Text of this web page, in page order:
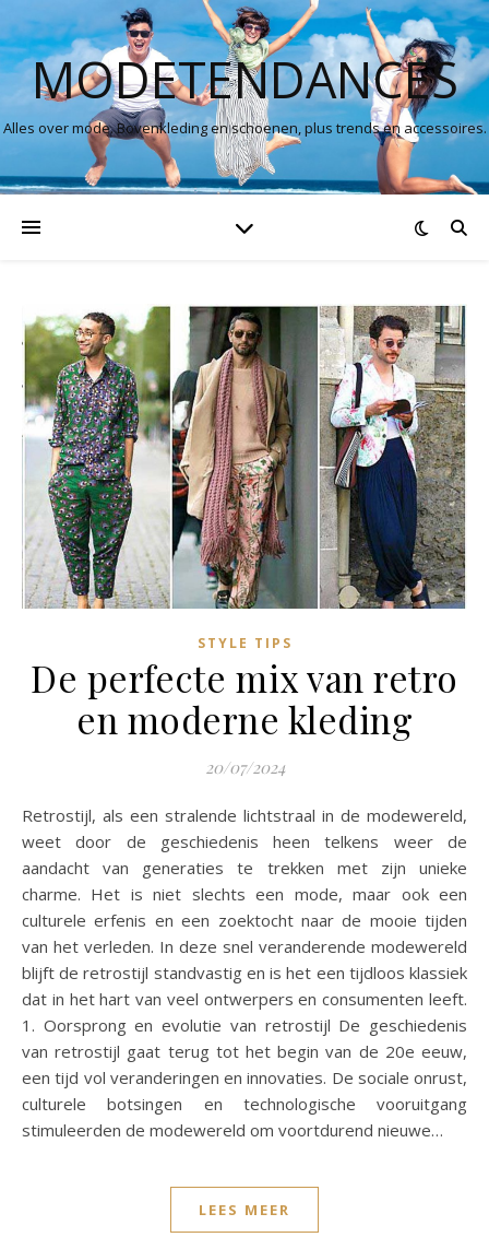
MODETENDANCES
Alles over mode. Bovenkleding en schoenen, plus trends en accessoires.
STYLE TIPS
De perfecte mix van retro
en moderne kleding
20/07/2024
Retrostijl, als een stralende lichtstraal in de modewereld,
weet door de geschiedenis heen telkens weer de
aandacht van generaties te trekken met zijn unieke
charme. Het is niet slechts een mode, maar ook een
culturele erfenis en een zoektocht naar de mooie tijden
van het verleden. In deze snel veranderende modewereld
blijft de retrostijl standvastig en is het een tijdloos klassiek
dat in het hart van veel ontwerpers en consumenten leeft.
1. Oorsprong en evolutie van retrostijl De geschiedenis
van retrostijl gaat terug tot het begin van de 20e eeuw,
een tijd vol veranderingen en innovaties. De sociale onrust,
culturele botsingen en technologische vooruitgang
stimuleerden de modewereld om voortdurend nieuwe…
LEES MEER